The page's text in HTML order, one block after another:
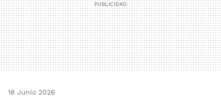
18 Junio 2026